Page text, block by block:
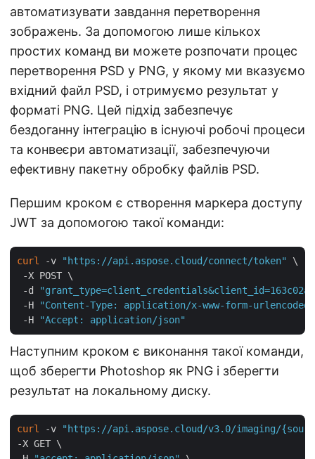
автоматизувати завдання перетворення
зображень. За допомогою лише кількох
простих команд ви можете розпочати процес
перетворення PSD у PNG, у якому ми вказуємо
вхідний файл PSD, і отримуємо результат у
форматі PNG. Цей підхід забезпечує
бездоганну інтеграцію в існуючі робочі процеси
та конвеєри автоматизації, забезпечуючи
ефективну пакетну обробку файлів PSD.
Першим кроком є створення маркера доступу
JWT за допомогою такої команди:
curl -v "https://api.aspose.cloud/connect/token"
\
-X POST \
-d
-H
"Content-Type: application/x-www-form-urlencoded"
-H
"Accept: application/json"
Наступним кроком є виконання такої команди,
щоб зберегти Photoshop як PNG і зберегти
результат на локальному диску.
curl -v
"https://api.aspose.cloud/v3.0/imaging/
-X GET \